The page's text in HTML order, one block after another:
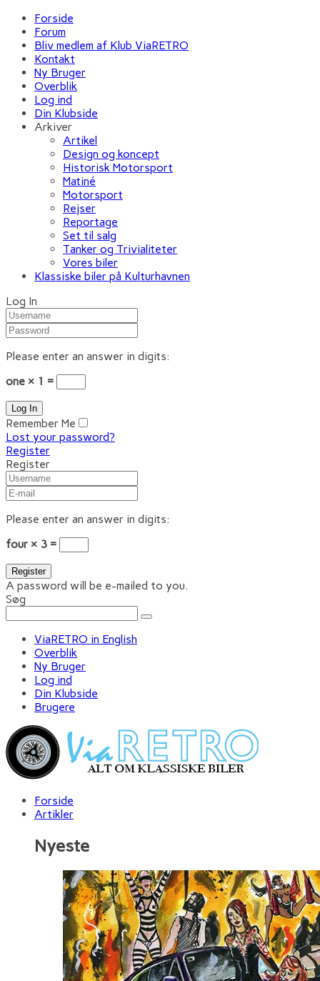
Forside
Forum
Bliv medlem af Klub ViaRETRO
Kontakt
Ny Bruger
Overblik
Log ind
Din Klubside
Arkiver
Artikel
Design og koncept
Historisk Motorsport
Matiné
Motorsport
Rejser
Reportage
Set til salg
Tanker og Trivialiteter
Vores biler
Klassiske biler på Kulturhavnen
Log In
Please enter an answer in digits:
one × 1 =
Remember Me
Lost your password?
Register
Register
Please enter an answer in digits:
four × 3 =
A password will be e-mailed to you.
Søg
ViaRETRO in English
Overblik
Ny Bruger
Log ind
Din Klubside
Brugere
Forside
Artikler
Nyeste